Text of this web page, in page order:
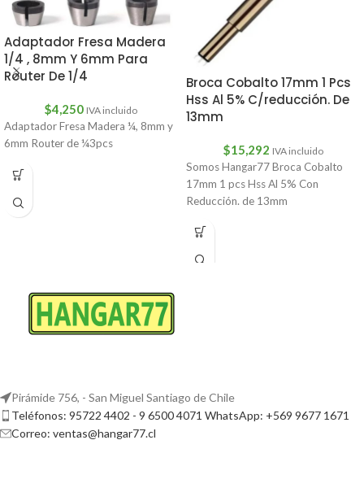
Adaptador Fresa Madera
1/4 , 8mm Y 6mm Para
Router De 1/4
$4,250 IVA incluido
Adaptador Fresa Madera ¼, 8mm y
6mm Router de ¼3pcs
Broca Cobalto 17mm 1 Pcs
Hss Al 5% C/reducción. De
13mm
$15,292 IVA incluido
Somos Hangar77 Broca Cobalto
17mm 1 pcs Hss Al 5% Con
Reducción. de 13mm
Pirámide 756, - San Miguel Santiago de Chile
Teléfonos: 95722 4402 - 9 6500 4071 WhatsApp: +569 9677 1671
Correo: ventas@hangar77.cl